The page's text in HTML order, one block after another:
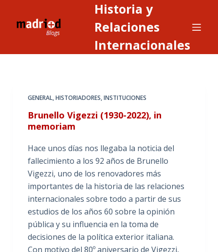
Historia y
Relaciones
Internacionales
GENERAL,HISTORIADORES,INSTITUCIONES
Brunello Vigezzi (1930-2022), in
memoriam
Hace unos días nos llegaba la noticia del
fallecimiento a los 92 años de Brunello
Vigezzi, uno de los renovadores más
importantes de la historia de las relaciones
internacionales sobre todo a partir de sus
estudios de los años 60 sobre la opinión
pública y su influencia en la toma de
decisiones de la política exterior italiana.
Con motivo del 80º aniversario de Vigezzi,